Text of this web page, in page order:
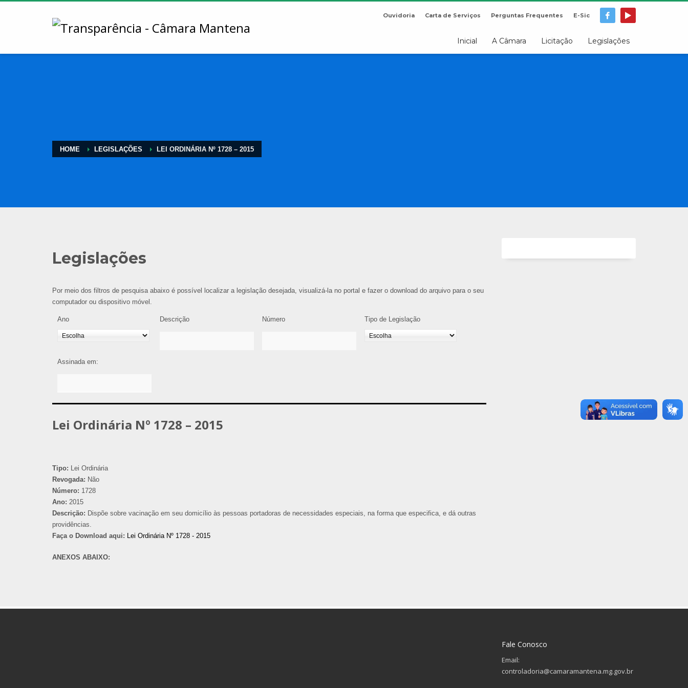
Ouvidoria Carta de Serviços Perguntas Frequentes E-Sic
Inicial A Câmara Licitação Legislações
HOME LEGISLAÇÕES LEI ORDINÁRIA Nº 1728 – 2015
Legislações
Por meio dos filtros de pesquisa abaixo é possível localizar a legislação desejada, visualizá-la no portal e fazer o download do arquivo para o seu
computador ou dispositivo móvel.
Ano Descrição Número Tipo de Legislação
Assinada em:
Lei Ordinária Nº 1728 – 2015
Tipo: Lei Ordinária
Revogada: Não
Número: 1728
Ano: 2015
Descrição: Dispõe sobre vacinação em seu domicílio às pessoas portadoras de necessidades especiais, na forma que especifica, e dá outras
providências.
Faça o Download aqui: Lei Ordinária Nº 1728 - 2015
ANEXOS ABAIXO:
Fale Conosco
Email:
controladoria@camaramantena.mg.gov.br